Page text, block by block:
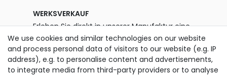
WERKSVERKAUF
Erleben Sie direkt in unserer Manufaktur eine
unglaublich große Auswahl an Taschen & Co.
und finden Sie Ihr neues Lieblingsstück!
Öffnungszeiten:
We use cookies and similar technologies on our website
and process personal data of visitors to our website (e.g. IP
address), e.g. to personalise content and advertisements,
to integrate media from third-party providers or to analyse